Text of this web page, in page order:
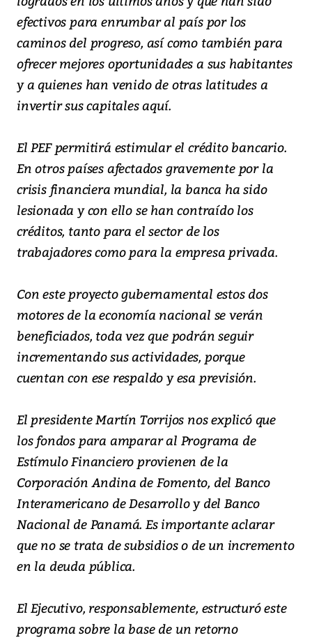
efectivos para enrumbar al país por los
caminos del progreso, así como también para
ofrecer mejores oportunidades a sus habitantes
y a quienes han venido de otras latitudes a
invertir sus capitales aquí.
El PEF permitirá estimular el crédito bancario.
En otros países afectados gravemente por la
crisis financiera mundial, la banca ha sido
lesionada y con ello se han contraído los
créditos, tanto para el sector de los
trabajadores como para la empresa privada.
Con este proyecto gubernamental estos dos
motores de la economía nacional se verán
beneficiados, toda vez que podrán seguir
incrementando sus actividades, porque
cuentan con ese respaldo y esa previsión.
El presidente Martín Torrijos nos explicó que
los fondos para amparar al Programa de
Estímulo Financiero provienen de la
Corporación Andina de Fomento, del Banco
Interamericano de Desarrollo y del Banco
Nacional de Panamá. Es importante aclarar
que no se trata de subsidios o de un incremento
en la deuda pública.
El Ejecutivo, responsablemente, estructuró este
programa sobre la base de un retorno